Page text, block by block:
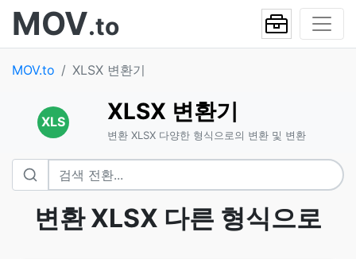
MOV.to
MOV.to XLSX 변환기
XLS XLSX 변환기
변환 XLSX 다양한 형식으로의 변환 및 변환
변환 XLSX 다른 형식으로